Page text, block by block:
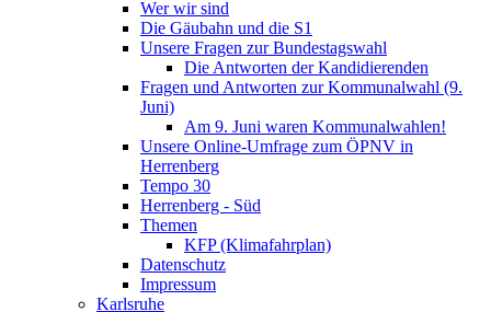
Wer wir sind
Die Gäubahn und die S1
Unsere Fragen zur Bundestagswahl
Die Antworten der Kandidierenden
Fragen und Antworten zur Kommunalwahl (9.
Juni)
Am 9. Juni waren Kommunalwahlen!
Unsere Online-Umfrage zum ÖPNV in
Herrenberg
Tempo 30
Herrenberg - Süd
Themen
KFP (Klimafahrplan)
Datenschutz
Impressum
Karlsruhe